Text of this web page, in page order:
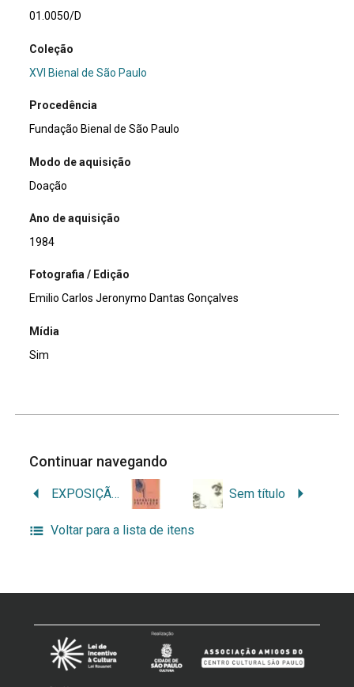
01.0050/D
Coleção
XVI Bienal de São Paulo
Procedência
Fundação Bienal de São Paulo
Modo de aquisição
Doação
Ano de aquisição
1984
Fotografia / Edição
Emilio Carlos Jeronymo Dantas Gonçalves
Mídia
Sim
Continuar navegando
EXPOSIÇÃO PROTESTO Sem título
Voltar para a lista de itens